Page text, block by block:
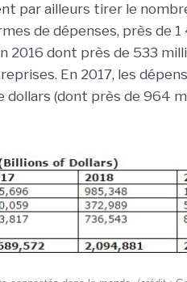
par ailleurs tirer le
de dépenses, près de 1
2016 dont près de 533
En 2017, les
(dont près de 964